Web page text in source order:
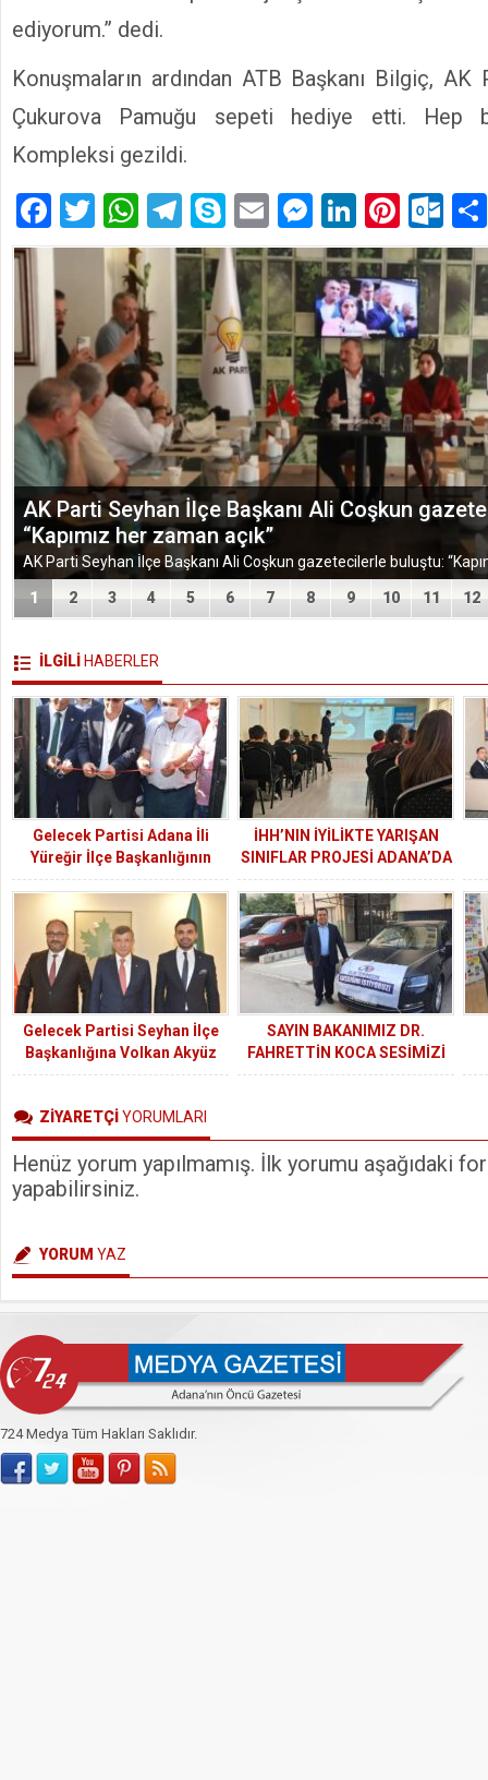
ediyorum.” dedi.
Konuşmaların ardından ATB Başkanı Bilgiç, AK
Çukurova Pamuğu sepeti hediye etti. Hep
Kompleksi gezildi.
Facebook
Twitter
WhatsApp
Telegram
SkypeEmailMessenger
LinkedIn
TÜGEM Adana Temmuz Ayı Toplantısında Yol
1 2 3 4 5 6 7 8 9 10 11 12
İLGİLİ HABERLER
Gelecek Partisi Adana İli
Yüreğir İlçe Başkanlığının
açılışı yapıldı.
İHH’NIN İYİLİKTE YARIŞAN
SINIFLAR PROJESİ ADANA’DA
BÜYÜK İLGİ GÖRÜYOR
Gelecek Partisi Seyhan İlçe
Başkanlığına Volkan Akyüz
atandı.
SAYIN BAKANIMIZ DR.
FAHRETTİN KOCA SESİMİZİ
NE ZAMAN DUYACAKSINIZ?
ZİYARETÇİYORUMLARI
Henüz yorum yapılmamış. İlk yorumu aşağıdaki
yapabilirsiniz.
YORUM YAZ
724 Medya Tüm Hakları Saklıdır.